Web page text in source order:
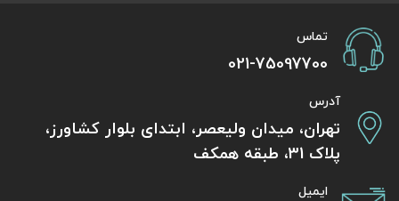
تماس
021-75097700
آدرس
تهران، میدان ولیعصر، ابتدای بلوار کشاورز،
پلاک 31، طبقه همکف
ایمیل